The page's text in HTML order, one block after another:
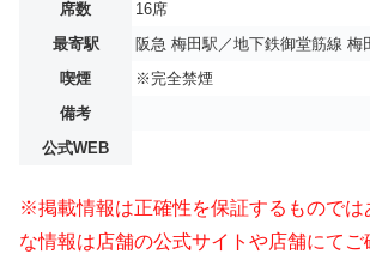
席数
16席
最寄駅
阪急 梅田駅／地下鉄御堂筋線 梅
喫煙
※完全禁煙
備考
公式WEB
※掲載情報は正確性を保証するものでは
な情報は店舗の公式サイトや店舗にてご